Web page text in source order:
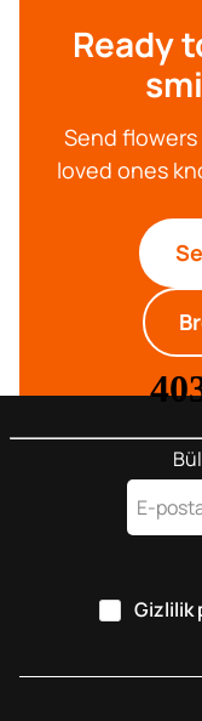
Ready
Send
loved ones
Gizlilik